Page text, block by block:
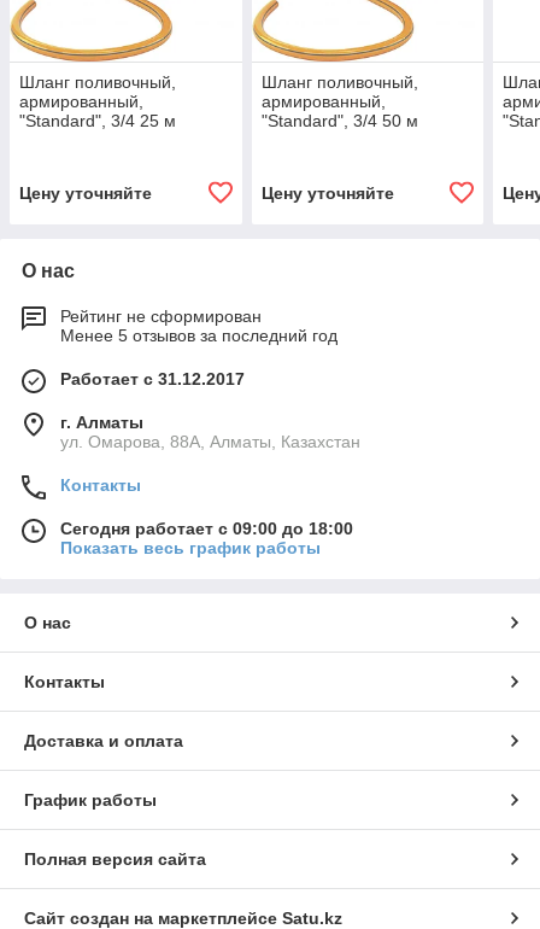
Шланг поливочный,
армированный,
"Standard", 3/4 25 м
Цену уточняйте
Шланг поливочный,
армированный,
"Standard", 3/4 50 м
Цену уточняйте
О нас
Рейтинг не сформирован
Менее 5 отзывов за последний год
Работает с 31.12.2017
г. Алматы
ул. Омарова, 88А, Алматы, Казахстан
Контакты
Сегодня работает с 09:00 до 18:00
Показать весь график работы
О нас
Контакты
Доставка и оплата
График работы
Полная версия сайта
Сайт создан на маркетплейсе Satu.kz